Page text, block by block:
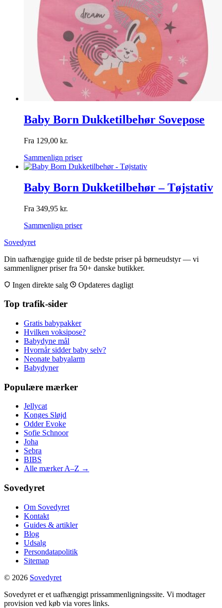
Baby Born Dukketilbehør Sovepose
Fra 129,00 kr.
Sammenlign priser
Baby Born Dukketilbehør – Tøjstativ
Fra 349,95 kr.
Sammenlign priser
Sovedyret
Din uafhængige guide til de bedste priser på børneudstyr — vi
sammenligner priser fra 50+ danske butikker.
Ingen direkte salg
Opdateres dagligt
Top trafik-sider
Gratis babypakker
Hvilken voksipose?
Babydyne mål
Hvornår sidder baby selv?
Neonate babyalarm
Babydyner
Populære mærker
Jellycat
Konges Sløjd
Odder Evoke
Sofie Schnoor
Joha
Sebra
BIBS
Alle mærker A–Z →
Sovedyret
Om Sovedyret
Kontakt
Guides & artikler
Blog
Udsalg
Persondatapolitik
Sitemap
© 2026 Sovedyret
Sovedyret er et uafhængigt prissammenligningssite. Vi modtager
provision ved køb via vores links.